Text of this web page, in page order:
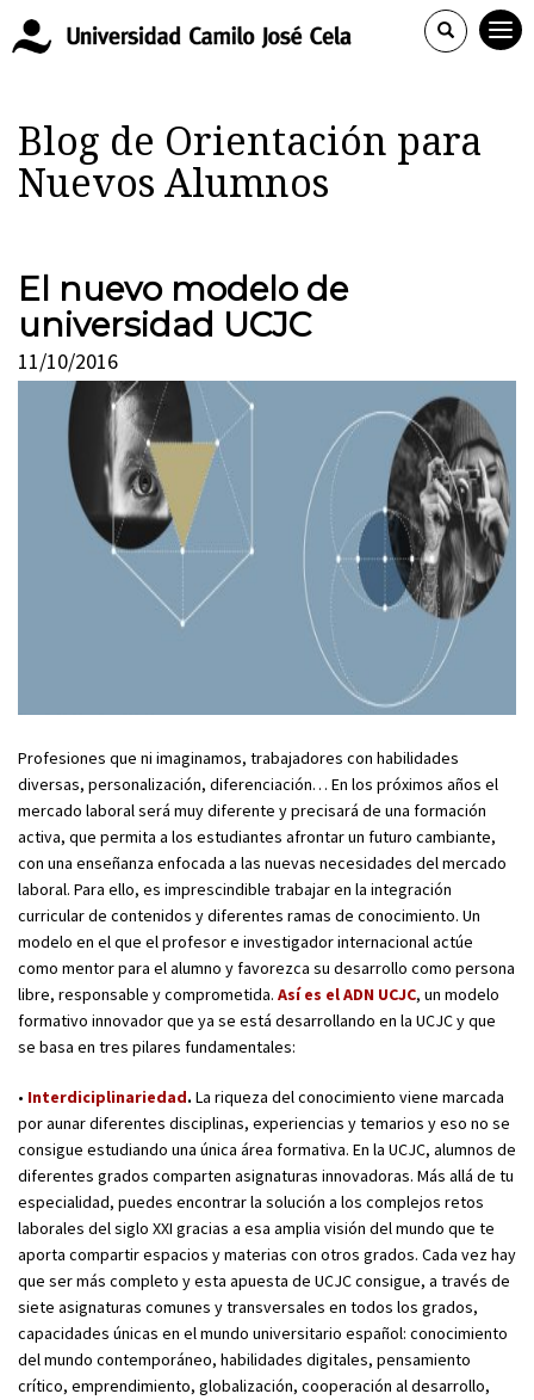
Blog de Orientación para
Nuevos Alumnos
El nuevo modelo de
universidad UCJC
11/10/2016
Profesiones que ni imaginamos, trabajadores con habilidades
diversas, personalización, diferenciación… En los próximos años el
mercado laboral será muy diferente y precisará de una formación
activa, que permita a los estudiantes afrontar un futuro cambiante,
con una enseñanza enfocada a las nuevas necesidades del mercado
laboral. Para ello, es imprescindible trabajar en la integración
curricular de contenidos y diferentes ramas de conocimiento. Un
modelo en el que el profesor e investigador internacional actúe
como mentor para el alumno y favorezca su desarrollo como persona
libre, responsable y comprometida. Así es el ADN UCJC, un modelo
formativo innovador que ya se está desarrollando en la UCJC y que
se basa en tres pilares fundamentales:
• Interdiciplinariedad. La riqueza del conocimiento viene marcada
por aunar diferentes disciplinas, experiencias y temarios y eso no se
consigue estudiando una única área formativa. En la UCJC, alumnos de
diferentes grados comparten asignaturas innovadoras. Más allá de tu
especialidad, puedes encontrar la solución a los complejos retos
laborales del siglo XXI gracias a esa amplia visión del mundo que te
aporta compartir espacios y materias con otros grados. Cada vez hay
que ser más completo y esta apuesta de UCJC consigue, a través de
siete asignaturas comunes y transversales en todos los grados,
capacidades únicas en el mundo universitario español: conocimiento
del mundo contemporáneo, habilidades digitales, pensamiento
crítico, emprendimiento, globalización, cooperación al desarrollo,